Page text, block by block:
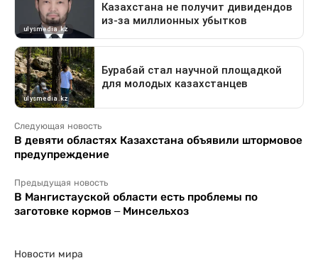
Следующая новость
В девяти областях Казахстана объявили штормовое
предупреждение
Предыдущая новость
В Мангистауской области есть проблемы по
заготовке кормов – Минсельхоз
Новости мира